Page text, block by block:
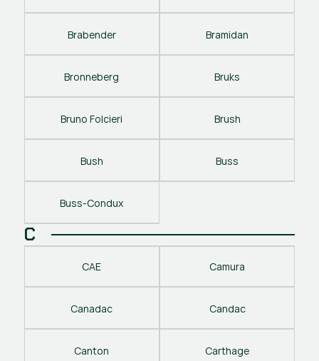
Brabender Bramidan
Bronneberg Bruks
Bruno Folcieri Brush
Bush Buss
Buss-Condux
C
CAE Camura
Canadac Candac
Canton Carthage